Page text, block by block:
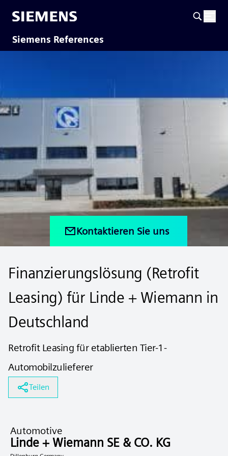
Siemens References
Kontaktieren Sie uns
Finanzierungslösung (Retrofit
Leasing) für Linde + Wiemann in
Deutschland
Retrofit Leasing für etablierten Tier-1-
Automobilzulieferer
Teilen
Automotive
Linde + Wiemann SE & CO. KG